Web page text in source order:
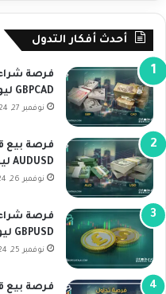
أحدث أفكار التدول
فرصة
GBPCAD ليوم 27-11-2024
نوفمبر 27, 2024
فرصة بيع
AUDUSD ليوم 26-11-2024
نوفمبر 26, 2024
فرصة
GBPUSD ليوم 25/11/2024
نوفمبر 25, 2024
فرصة بيع